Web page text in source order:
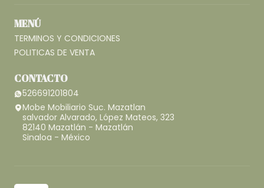
MENÚ
TERMINOS Y CONDICIONES
POLITICAS DE VENTA
CONTACTO
526691201804
Mobe Mobiliario Suc. Mazatlan
salvador Alvarado, López Mateos, 323
82140 Mazatlán - Mazatlán
Sinaloa - México